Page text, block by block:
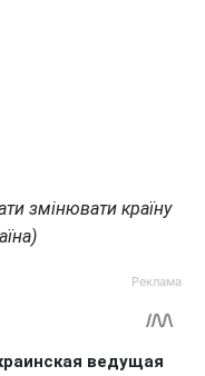
змінювати країну